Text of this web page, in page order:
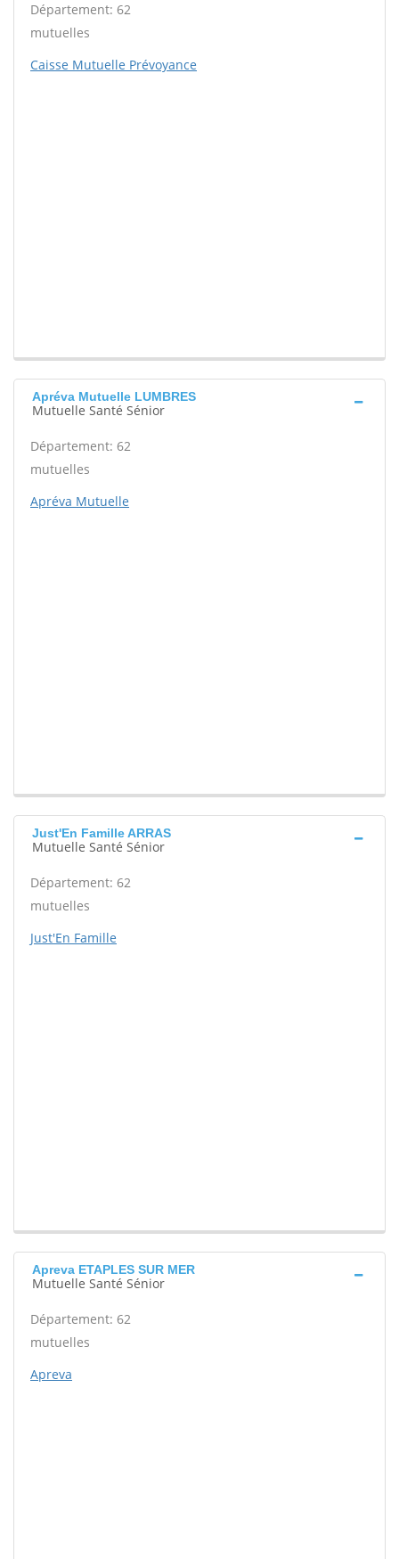
Département: 62
mutuelles
Caisse Mutuelle Prévoyance
Apréva Mutuelle LUMBRES
Mutuelle Santé Sénior
Département: 62
mutuelles
Apréva Mutuelle
Just'En Famille ARRAS
Mutuelle Santé Sénior
Département: 62
mutuelles
Just'En Famille
Apreva ETAPLES SUR MER
Mutuelle Santé Sénior
Département: 62
mutuelles
Apreva